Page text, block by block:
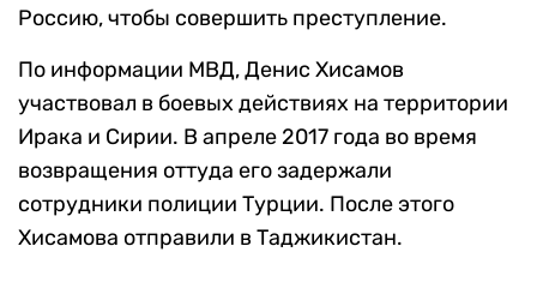
Россию, чтобы совершить преступление.
По информации МВД, Денис Хисамов
участвовал в боевых действиях на территории
Ирака и Сирии. В апреле 2017 года во время
возвращения оттуда его задержали
сотрудники полиции Турции. После этого
Хисамова отправили в Таджикистан.